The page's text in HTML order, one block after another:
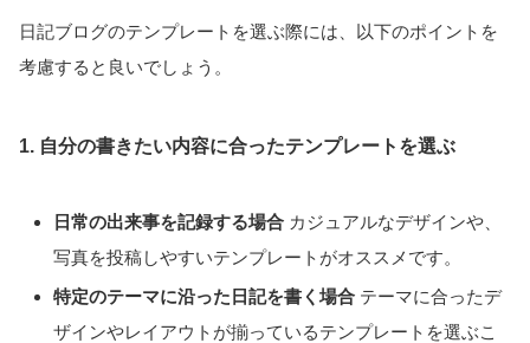
日記ブログのテンプレートを選ぶ際には、以下のポイントを
考慮すると良いでしょう。
1. 自分の書きたい内容に合ったテンプレートを選ぶ
日常の出来事を記録する場合 カジュアルなデザインや、
写真を投稿しやすいテンプレートがオススメです。
特定のテーマに沿った日記を書く場合 テーマに合ったデ
ザインやレイアウトが揃っているテンプレートを選ぶこ